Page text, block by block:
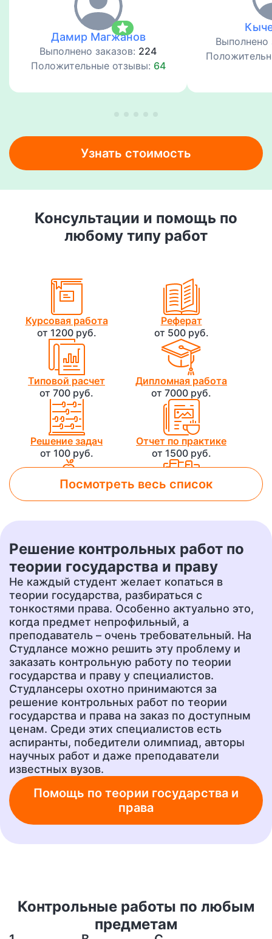
star
Дамир Магжанов
Выполнено заказов: 224
Положительные отзывы: 64
Выполнено
Узнать стоимость
Консультации и помощь по
любому типу работ
Курсовая работа
от 1200 руб.
Реферат
от 500 руб.
Типовой расчет
от 700 руб.
Дипломная работа
от 7000 руб.
Решение задач
от 100 руб.
Отчет по практике
от 1500 руб.
Лабораторная работа
Контрольная работа
Чертеж
от 700 руб.
Доклад
от 400 руб.
Презентация
от 500 руб.
Перевод
от 400 руб.
Эссе
от 400 руб.
Сочинение
от 400 руб.
Ответы на тесты
от 400 руб.
Рецензия
от 700 руб.
Шпаргалки
Бизнес-план
от 1500 руб.
Посмотреть весь список
Решение контрольных работ по
теории государства и праву
Не каждый студент желает копаться в
теории государства, разбираться с
тонкостями права. Особенно актуально это,
когда предмет непрофильный, а
преподаватель – очень требовательный. На
Студлансе можно решить эту проблему и
заказать контрольную работу по теории
государства и праву у специалистов.
Студлансеры охотно принимаются за
решение контрольных работ по теории
государства и права на заказ по доступным
ценам. Среди этих специалистов есть
аспиранты, победители олимпиад, авторы
научных работ и даже преподаватели
известных вузов.
Помощь по теории государства и
права
Контрольные работы по любым
предметам